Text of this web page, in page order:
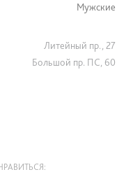
Мужские
Литейный пр., 27
Большой пр. ПС, 60